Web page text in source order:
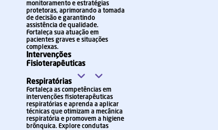
monitoramento e estratégias
protetoras, aprimorando a tomada
de decisão e garantindo
assistência de qualidade.
Fortaleça sua atuação em
pacientes graves e situações
complexas.
Intervenções
Fisioterapêuticas
Respiratórias
Fortaleça as competências em
intervenções fisioterapêuticas
respiratórias e aprenda a aplicar
técnicas que otimizam a mecânica
respiratória e promovem a higiene
brônquica. Explore condutas